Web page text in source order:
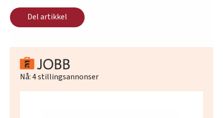
Del artikkel
Nå:4stillingsannonser